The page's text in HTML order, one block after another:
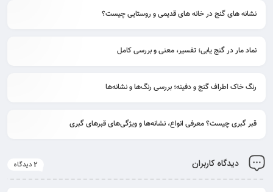
نشانه های گنج در خانه های قدیمی و روستایی چیست؟
نماد مار در گنج یابی؛ تفسیر، معنی و بررسی کامل
رنگ خاک اطراف گنج و دفینه؛ بررسی رنگ‌ها و نشانه‌ها
قبر گبری چیست؟ معرفی انواع، نشانه‌ها و ویژگی‌های قبرهای گبری
دیدگاه کاربران 2 دیدگاه